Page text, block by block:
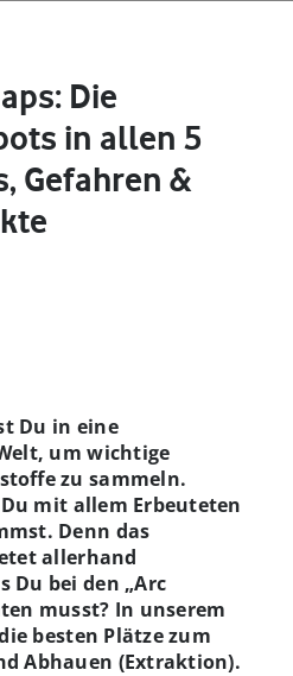
Die
in allen 5
Gefahren &
Du in eine
um wichtige
zu sammeln.
mit allem Erbeuteten
Denn das
allerhand
Du bei den „Arc
musst? In unserem
besten Plätze zum
Abhauen (Extraktion).